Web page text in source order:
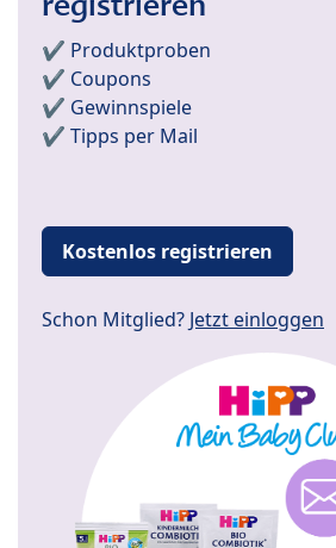
✔️ Produktproben
✔️ Coupons
✔️ Gewinnspiele
✔️ Tipps per Mail
Kostenlos registrieren
Schon Mitglied? Jetzt einloggen